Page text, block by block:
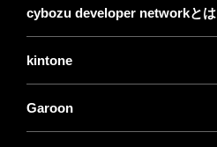
cybozu developer networkとは
kintone
Garoon